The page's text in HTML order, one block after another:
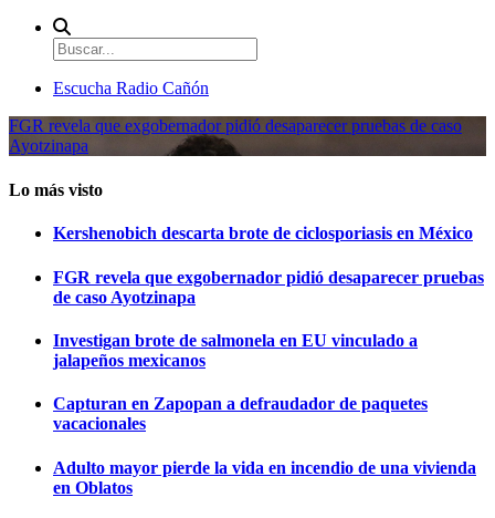
Escucha Radio Cañón
FGR revela que exgobernador pidió desaparecer pruebas de caso
Ayotzinapa
Lo más visto
Kershenobich descarta brote de ciclosporiasis en México
FGR revela que exgobernador pidió desaparecer pruebas
de caso Ayotzinapa
Investigan brote de salmonela en EU vinculado a
jalapeños mexicanos
Capturan en Zapopan a defraudador de paquetes
vacacionales
Adulto mayor pierde la vida en incendio de una vivienda
en Oblatos